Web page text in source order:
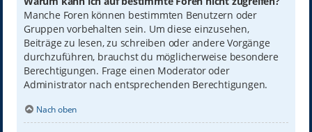
Manche Foren können bestimmten Benutzern oder
Gruppen vorbehalten sein. Um diese einzusehen,
Beiträge zu lesen, zu schreiben oder andere Vorgänge
durchzuführen, brauchst du möglicherweise besondere
Berechtigungen. Frage einen Moderator oder
Administrator nach entsprechenden Berechtigungen.
Nach oben